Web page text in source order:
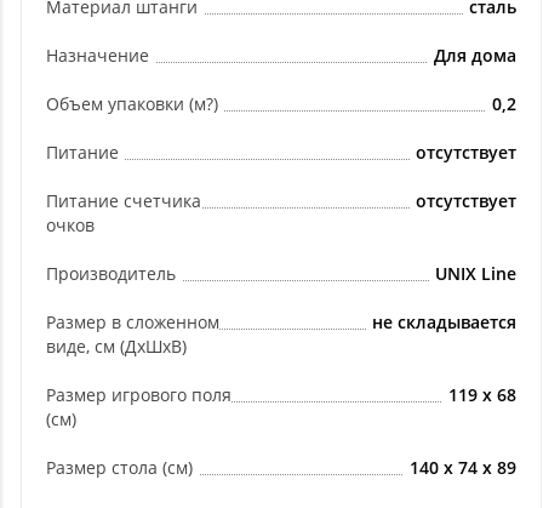
Материал штанги сталь
Назначение Для дома
Объем упаковки (м?) 0,2
Питание отсутствует
Питание счетчика
очков
отсутствует
Производитель UNIX Line
Размер в сложенном
виде, см (ДхШхВ)
не складывается
Размер игрового поля
(см)
119 х 68
Размер стола (см) 140 х 74 х 89